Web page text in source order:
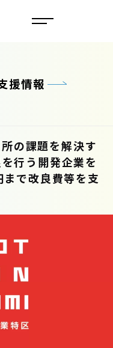
援情報
の課題を解決す
行う開発企業を
で改良費等を支